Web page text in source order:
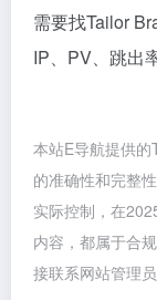
需要找Tailor
IP、PV、跳出
本站E导航提供
的准确性和完整
实际控制，在
内容，都属于合
接联系网站管理